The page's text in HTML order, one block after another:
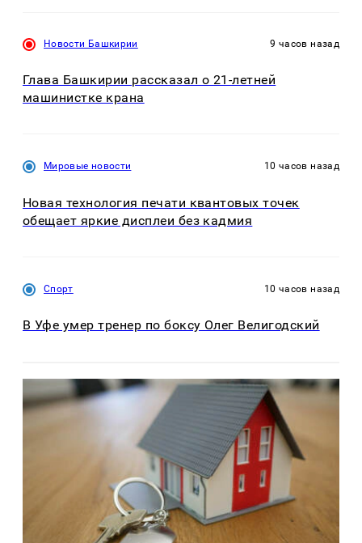
Новости Башкирии 9 часов назад
Глава Башкирии рассказал о 21-летней
машинистке крана
Мировые новости 10 часов назад
Новая технология печати квантовых точек
обещает яркие дисплеи без кадмия
Спорт 10 часов назад
В Уфе умер тренер по боксу Олег Велигодский